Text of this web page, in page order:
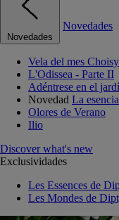
Novedades
Novedades
Vela del mes
L'Odissea - Parte II
Adéntrese en el
Novedad La
Olores de Verano
Ilio
Discover what's new
Exclusividades
Les Essences de
Les Mondes de